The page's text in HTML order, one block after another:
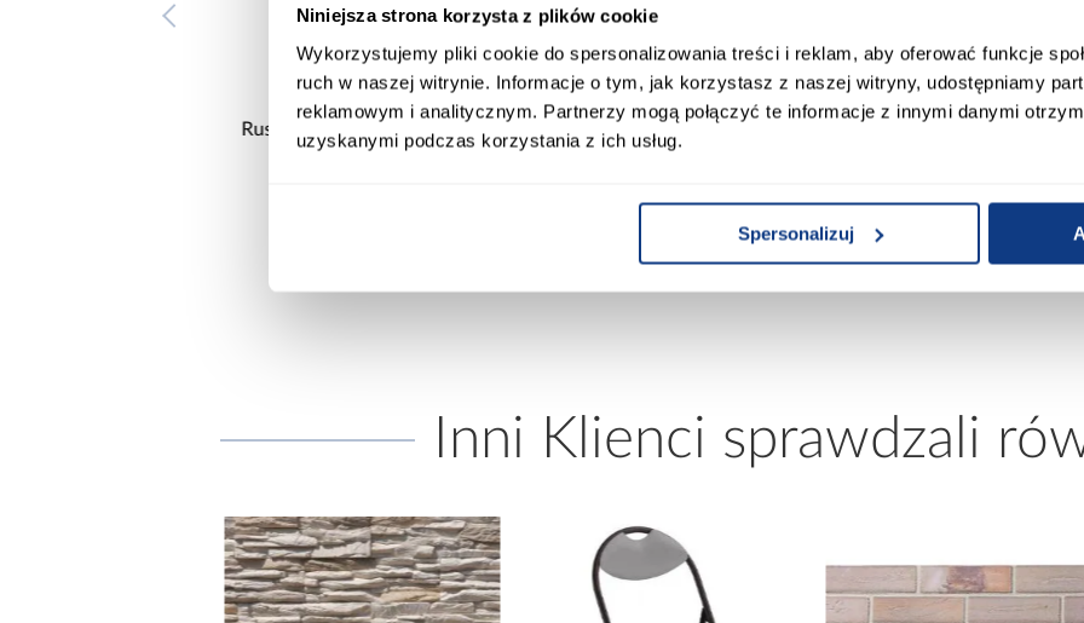
Niniejsza strona korzysta z plików cookie
Wykorzystujemy pliki cookie do spersonalizowania treści i reklam, aby oferować funkcje
ruch w naszej witrynie. Informacje o tym, jak korzystasz z naszej witryny, udostępniamy
reklamowym i analitycznym. Partnerzy mogą połączyć te informacje z innymi danymi
uzyskanymi podczas korzystania z ich usług.
Spersonalizuj
Ruszt do grilla 47 cm KY47R
Ruszt do grilla 58x30 cm
KY5830
Inni Klienci sprawdzali